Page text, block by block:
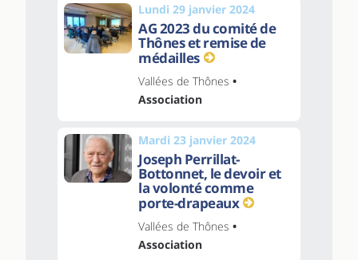
Lundi 29 janvier 2024
AG 2023 du comité de
Thônes et remise de
médailles
Vallées de Thônes •
Association
Mardi 23 janvier 2024
Joseph Perrillat-
Bottonnet, le devoir et
la volonté comme
porte-drapeaux
Vallées de Thônes •
Association